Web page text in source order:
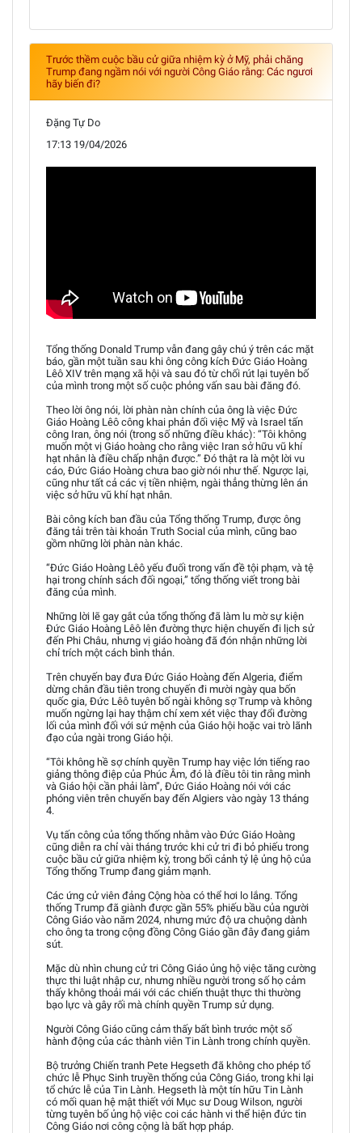
Trước thềm cuộc bầu cử giữa nhiệm kỳ ở Mỹ, phải chăng
Trump đang ngầm nói với người Công Giáo rằng: Các ngươi
hãy biến đi?
Đặng Tự Do
17:13 19/04/2026
Tổng thống Donald Trump vẫn đang gây chú ý trên các mặt
báo, gần một tuần sau khi ông công kích Đức Giáo Hoàng
Lêô XIV trên mạng xã hội và sau đó từ chối rút lại tuyên bố
của mình trong một số cuộc phỏng vấn sau bài đăng đó.
Theo lời ông nói, lời phàn nàn chính của ông là việc Đức
Giáo Hoàng Lêô công khai phản đối việc Mỹ và Israel tấn
công Iran, ông nói (trong số những điều khác): “Tôi không
muốn một vị Giáo hoàng cho rằng việc Iran sở hữu vũ khí
hạt nhân là điều chấp nhận được.” Đó thật ra là một lời vu
cáo, Đức Giáo Hoàng chưa bao giờ nói như thế. Ngược lại,
cũng như tất cả các vị tiền nhiệm, ngài thẳng thừng lên án
việc sở hữu vũ khí hạt nhân.
Bài công kích ban đầu của Tổng thống Trump, được ông
đăng tải trên tài khoản Truth Social của mình, cũng bao
gồm những lời phàn nàn khác.
“Đức Giáo Hoàng Lêô yếu đuối trong vấn đề tội phạm, và tệ
hại trong chính sách đối ngoại,” tổng thống viết trong bài
đăng của mình.
Những lời lẽ gay gắt của tổng thống đã làm lu mờ sự kiện
Đức Giáo Hoàng Lêô lên đường thực hiện chuyến đi lịch sử
đến Phi Châu, nhưng vị giáo hoàng đã đón nhận những lời
chỉ trích một cách bình thản.
Trên chuyến bay đưa Đức Giáo Hoàng đến Algeria, điểm
dừng chân đầu tiên trong chuyến đi mười ngày qua bốn
quốc gia, Đức Lêô tuyên bố ngài không sợ Trump và không
muốn ngừng lại hay thậm chí xem xét việc thay đổi đường
lối của mình đối với sứ mệnh của Giáo hội hoặc vai trò lãnh
đạo của ngài trong Giáo hội.
“Tôi không hề sợ chính quyền Trump hay việc lớn tiếng rao
giảng thông điệp của Phúc Âm, đó là điều tôi tin rằng mình
và Giáo hội cần phải làm”, Đức Giáo Hoàng nói với các
phóng viên trên chuyến bay đến Algiers vào ngày 13 tháng
4.
Vụ tấn công của tổng thống nhằm vào Đức Giáo Hoàng
cũng diễn ra chỉ vài tháng trước khi cử tri đi bỏ phiếu trong
cuộc bầu cử giữa nhiệm kỳ, trong bối cảnh tỷ lệ ủng hộ của
Tổng thống Trump đang giảm mạnh.
Các ứng cử viên đảng Cộng hòa có thể hơi lo lắng. Tổng
thống Trump đã giành được gần 55% phiếu bầu của người
Công Giáo vào năm 2024, nhưng mức độ ưa chuộng dành
cho ông ta trong cộng đồng Công Giáo gần đây đang giảm
sút.
Mặc dù nhìn chung cử tri Công Giáo ủng hộ việc tăng cường
thực thi luật nhập cư, nhưng nhiều người trong số họ cảm
thấy không thoải mái với các chiến thuật thực thi thường
bạo lực và gây rối mà chính quyền Trump sử dụng.
Người Công Giáo cũng cảm thấy bất bình trước một số
hành động của các thành viên Tin Lành trong chính quyền.
Bộ trưởng Chiến tranh Pete Hegseth đã không cho phép tổ
chức lễ Phục Sinh truyền thống của Công Giáo, trong khi lại
tổ chức lễ của Tin Lành. Hegseth là một tín hữu Tin Lành
có mối quan hệ mật thiết với Mục sư Doug Wilson, người
từng tuyên bố ủng hộ việc coi các hành vi thể hiện đức tin
Công Giáo nơi công cộng là bất hợp pháp.